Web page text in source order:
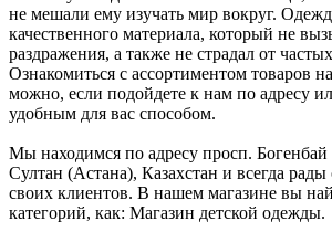
не мешали ему изучать мир вокруг.
качественного материала, который не
раздражения, а также не страдал от
Ознакомиться с ассортиментом товаров
можно, если подойдете к нам по адресу
удобным для вас способом.
Мы находимся по адресу просп.
Султан (Астана), Казахстан и всегда
своих клиентов. В нашем магазине вы
категорий, как: Магазин детской одежды.